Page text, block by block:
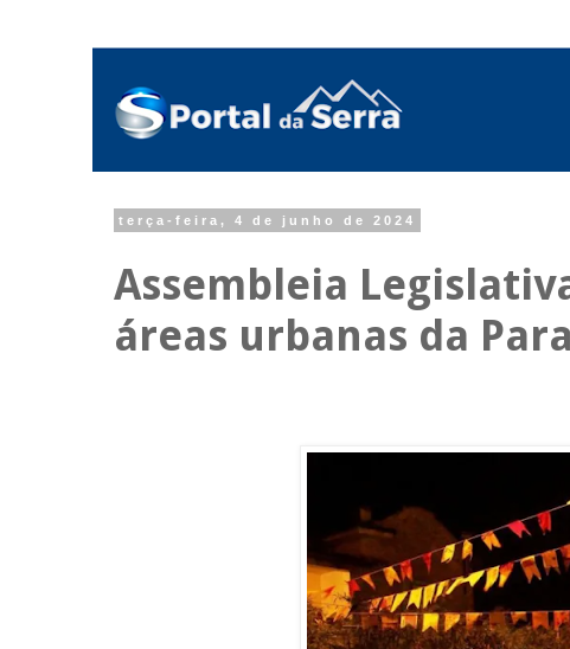
terça-feira, 4 de junho de 2024
Assembleia
áreas urbanas da